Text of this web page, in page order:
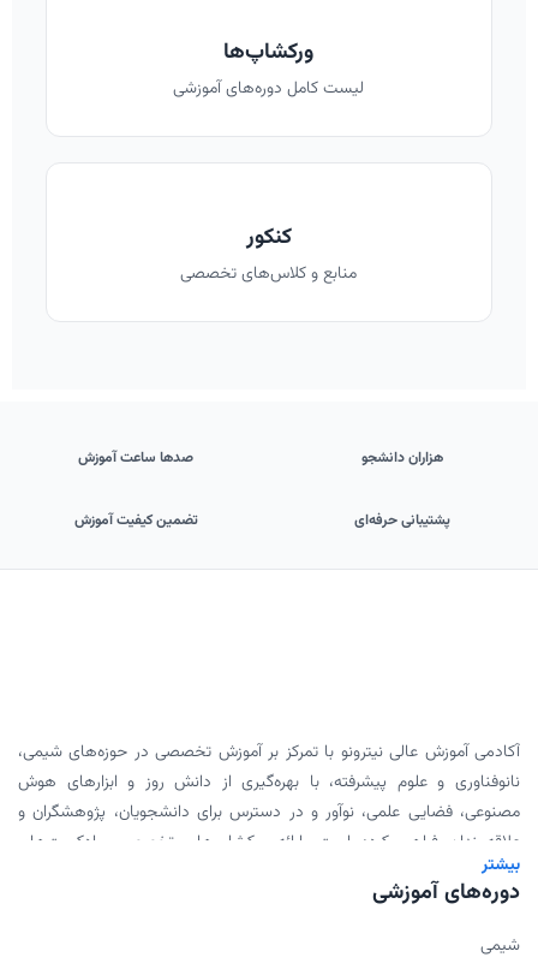
ورکشاپ‌ها
لیست کامل دوره‌های آموزشی
کنکور
منابع و کلاس‌های تخصصی
هزاران دانشجو صدها ساعت آموزش
پشتیبانی حرفه‌ای تضمین کیفیت آموزش
آکادمی آموزش عالی نیترونو با تمرکز بر آموزش تخصصی در حوزه‌های شیمی،
نانوفناوری و علوم پیشرفته، با بهره‌گیری از دانش روز و ابزارهای هوش
مصنوعی، فضایی علمی، نوآور و در دسترس برای دانشجویان، پژوهشگران و
علاقه‌مندان فراهم کرده است. ارائه ورکشاپ‌های تخصصی، پادکست‌های
علمی، محتوای دانلودی و همکاری با اساتید برجسته، بخشی از مأموریت ما
برای گسترش علم به شیوه‌ای مدرن و اثربخش است.
بیشتر
دوره‌های آموزشی
شیمی